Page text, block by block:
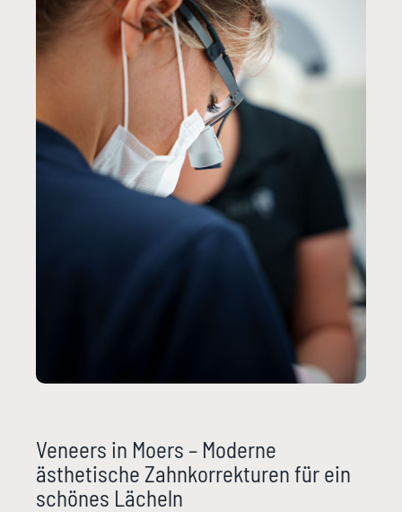
Veneers in Moers – Moderne
ästhetische Zahnkorrekturen für ein
schönes Lächeln